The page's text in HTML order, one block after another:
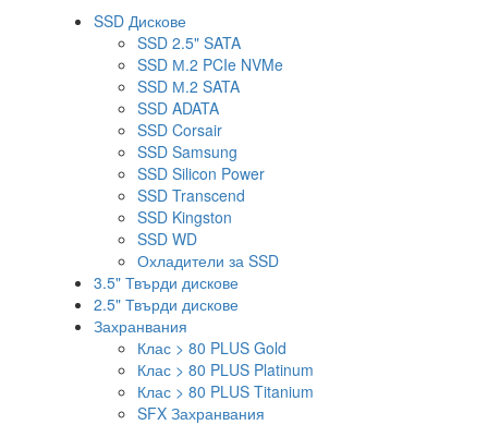
SSD Дискове
SSD 2.5" SATA
SSD М.2 PCIe NVMe
SSD М.2 SATA
SSD ADATA
SSD Corsair
SSD Samsung
SSD Silicon Power
SSD Transcend
SSD Kingston
SSD WD
Охладители за SSD
3.5" Твърди дискове
2.5" Твърди дискове
Захранвания
Клас > 80 PLUS Gold
Клас > 80 PLUS Platinum
Клас > 80 PLUS Titanium
SFX Захранвания